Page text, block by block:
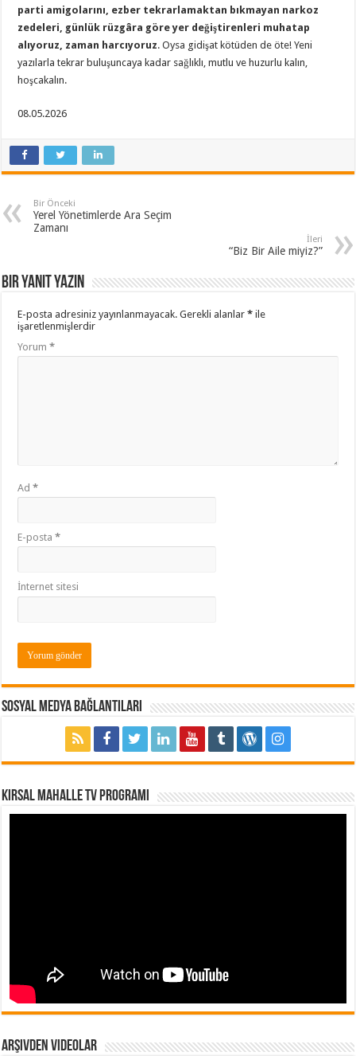
parti amigolarını, ezber tekrarlamaktan bıkmayan narkoz
zedeleri, günlük rüzgâra göre yer değiştirenleri muhatap
alıyoruz, zaman harcıyoruz. Oysa gidişat kötüden de öte! Yeni
yazılarla tekrar buluşuncaya kadar sağlıklı, mutlu ve huzurlu kalın,
hoşcakalın.
08.05.2026
Bir Önceki
Yerel Yönetimlerde Ara Seçim
Zamanı
İleri
“Biz Bir Aile miyiz?”
Bir yanıt yazın
E-posta adresiniz yayınlanmayacak. Gerekli alanlar* ile
işaretlenmişlerdir
Yorum*
Ad*
E-posta*
İnternet sitesi
Sosyal Medya Bağlantıları
Kırsal Mahalle TV Programı
Arşivden Videolar